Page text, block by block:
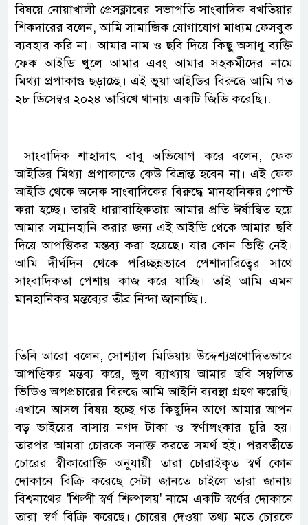
বিষয়ে নোয়াখালী প্রেসক্লাবের সভাপতি সাংবাদিক বখতিয়ার
শিকদারের বলেন, আমি সামাজিক যোগাযোগ মাধ্যম ফেসবুক
ব্যবহার করি না। আমার নাম ও ছবি দিয়ে কিছু অসাধু ব্যক্তি
ফেক আইডি খুলে আমার এবং আমার সহকর্মীদের নামে
মিথ্যা প্রপাকাণ্ড ছড়াচ্ছে। এই ভুয়া আইডির বিরুদ্ধে আমি গত
২৮ ডিসেম্বর ২০২৪ তারিখে থানায় একটি জিডি করেছি।.
সাংবাদিক শাহাদাৎ বাবু অভিযোগ করে বলেন, ফেক
আইডির মিথ্যা প্রপাকান্ডে কেউ বিভ্রান্ত হবেন না। এই ফেক
আইডি থেকে অনেক সাংবাদিকের বিরুদ্ধে মানহানিকর পোস্ট
করা হচ্ছে। তারই ধারাবাহিকতায় আমার প্রতি ঈর্ষান্বিত হয়ে
আমার সম্মানহানি করার জন্য এই আইডি থেকে আমার ছবি
দিয়ে আপত্তিকর মন্তব্য করা হয়েছে। যার কোন ভিত্তি নেই।
আমি দীর্ঘদিন থেকে পরিচ্ছন্নভাবে পেশাদারিত্বের সাথে
সাংবাদিকতা পেশায় কাজ করে যাচ্ছি। তাই আমি এমন
মানহানিকর মন্তব্যের তীব্র নিন্দা জানাচ্ছি।.
তিনি আরো বলেন, সোশ্যাল মিডিয়ায় উদ্দেশ্যপ্রণোদিতভাবে
আপত্তিকর মন্তব্য করে, ভুল ব্যাখ্যায় আমার ছবি সম্বলিত
ভিডিও অপপ্রচারের বিরুদ্ধে আমি আইনি ব্যবস্থা গ্রহণ করেছি।
এখানে আসল বিষয় হচ্ছে গত কিছুদিন আগে আমার আপন
বড় ভাইয়ের বাসায় নগদ টাকা ও স্বর্ণালংকার চুরি হয়।
তারপর আমরা চোরকে সনাক্ত করতে সমর্থ হই। পরবর্তীতে
চোরের স্বীকারোক্তি অনুযায়ী তারা চোরাইকৃত স্বর্ণ কোন
দোকানে বিক্রি করেছে সেটা জানতে চাইলে তারা জানায়
বিশ্বনাথের 'শিল্পী স্বর্ণ শিল্পালয়' নামে একটি স্বর্ণের দোকানে
তারা স্বর্ণ বিক্রি করেছে। চোরের দেওয়া তথ্য মতে চোরকে